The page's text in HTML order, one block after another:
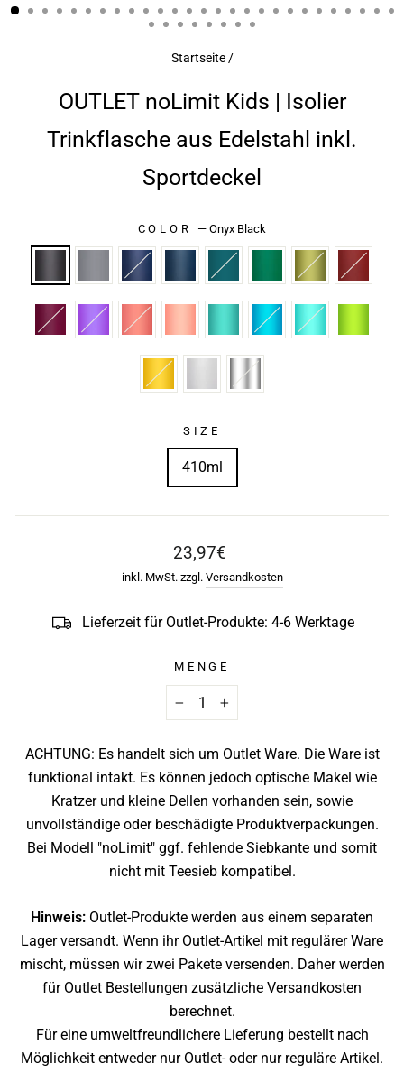
ESC)
Startseite /
OUTLET noLimit Kids | Isolier
Trinkflasche aus Edelstahl inkl.
Sportdeckel
COLOR —Onyx Black
SIZE
410ml
Normaler
Preis
23,97€
inkl. MwSt. zzgl. Versandkosten
Lieferzeit für Outlet-Produkte: 4-6 Werktage
MENGE
+
ACHTUNG: Es handelt sich um Outlet Ware. Die Ware ist
funktional intakt. Es können jedoch optische Makel wie
Kratzer und kleine Dellen vorhanden sein, sowie
unvollständige oder beschädigte Produktverpackungen.
Bei Modell "noLimit" ggf. fehlende Siebkante und somit
nicht mit Teesieb kompatibel.
Hinweis: Outlet-Produkte werden aus einem separaten
Lager versandt. Wenn ihr Outlet-Artikel mit regulärer Ware
mischt, müssen wir zwei Pakete versenden. Daher werden
für Outlet Bestellungen zusätzliche Versandkosten
berechnet.
Für eine umweltfreundlichere Lieferung bestellt nach
Möglichkeit entweder nur Outlet- oder nur reguläre Artikel.